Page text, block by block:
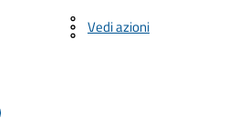
Vedi azioni